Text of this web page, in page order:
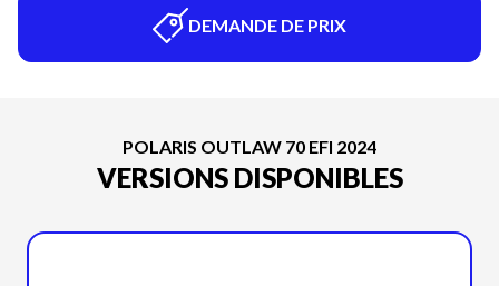
DEMANDE DE PRIX
POLARIS OUTLAW 70 EFI 2024
VERSIONS DISPONIBLES